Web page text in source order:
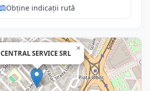
Obține indicații rută
CENTRAL SERVICE SRL
×